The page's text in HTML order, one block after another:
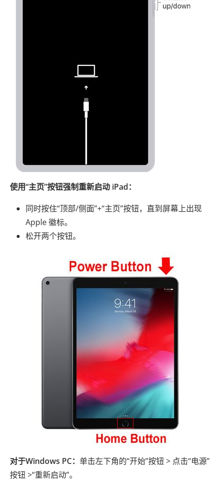
使用“主页”按钮强制重新启动 iPad：
同时按住“顶部/侧面”+“主页”按钮，直到屏幕上出现
Apple 徽标。
松开两个按钮。
对于Windows PC： 单击左下角的“开始”按钮 > 点击“电源”
按钮 >“重新启动”。